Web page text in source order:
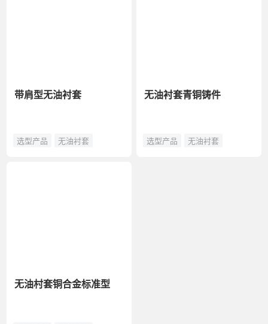
带肩型无油衬套
选型产品 无油衬套
无油村套铜合金标准型
无油衬套青铜铸件
选型产品 无油衬套